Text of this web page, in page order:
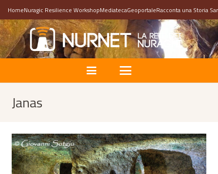
HomeNuragic Resilience WorkshopMediatecaGeoportaleRacconta una Storia
Janas